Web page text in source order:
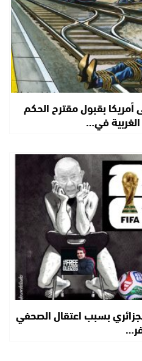
أمريكا بقبول مقترح الحكم
في…
بسبب اعتقال الصحفي